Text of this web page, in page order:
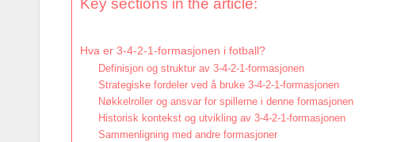
Key sections in the article:
Hva er 3-4-2-1-formasjonen i fotball?
Definisjon og struktur av 3-4-2-1-formasjonen
Strategiske fordeler ved å bruke 3-4-2-1-formasjonen
Nøkkelroller og ansvar for spillerne i denne formasjonen
Historisk kontekst og utvikling av 3-4-2-1-formasjonen
Sammenligning med andre formasjoner